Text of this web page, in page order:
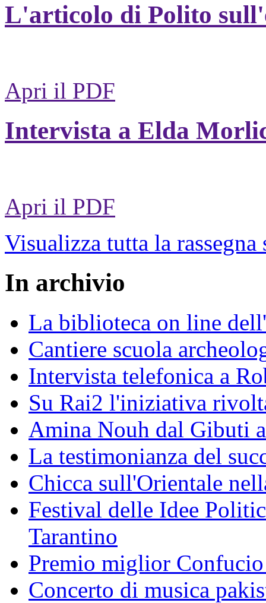
L'articolo di Polito
Apri il PDF
Intervista a Elda
Apri il PDF
Visualizza tutta la rassegna
In archivio
La biblioteca on line
Cantiere scuola
Intervista telefonica a
Su Rai2 l'iniziativa
Amina Nouh dal Gibuti
La testimonianza del
Chicca sull'Orientale
Festival delle Idee
Tarantino
Premio miglior
Concerto di musica